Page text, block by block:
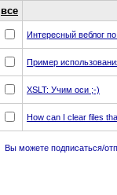
все
Интересный веблог
Пример
XSLT: Учим оси ;-)
How can I clear files
Вы можете подписаться/